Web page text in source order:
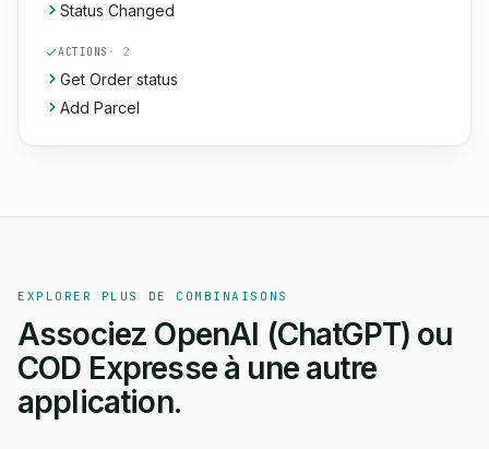
Status Changed
ACTIONS · 2
Get Order status
Add Parcel
EXPLORER PLUS DE COMBINAISONS
Associez OpenAI (ChatGPT) ou
COD Expresse à une autre
application.